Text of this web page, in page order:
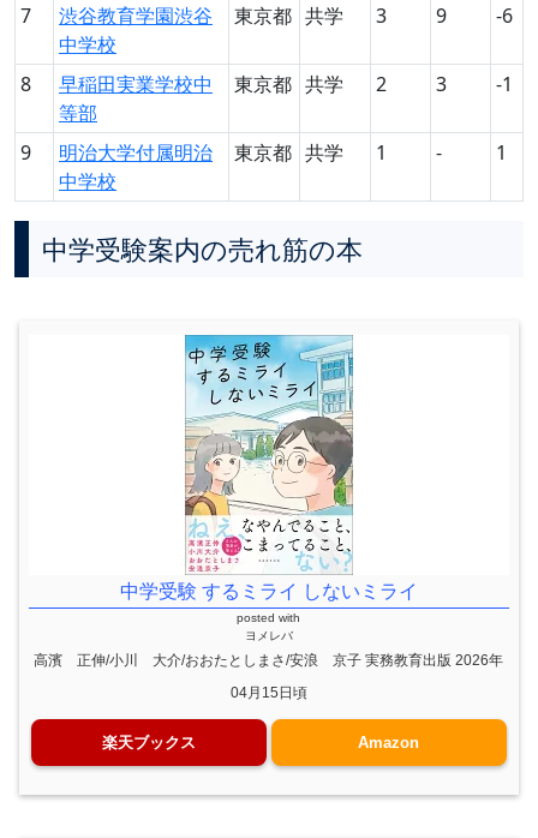
7
渋谷教育学園渋谷
中学校
東京都 共学 3 9 -6
8
早稲田実業学校中
等部
東京都 共学 2 3 -1
9
明治大学付属明治
中学校
東京都 共学 1 - 1
中学受験案内の売れ筋の本
中学受験 するミライ しないミライ
posted with
ヨメレバ
高濱 正伸/小川 大介/おおたとしまさ/安浪 京子 実務教育出版 2026年
04月15日頃
楽天ブックス Amazon